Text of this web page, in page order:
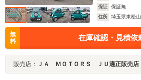
保証
保証無
住所
埼玉県東松
無
料
在庫確認・見積依
販売店： ＪＡ ＭＯＴＯＲＳ ＪＵ適正販売店